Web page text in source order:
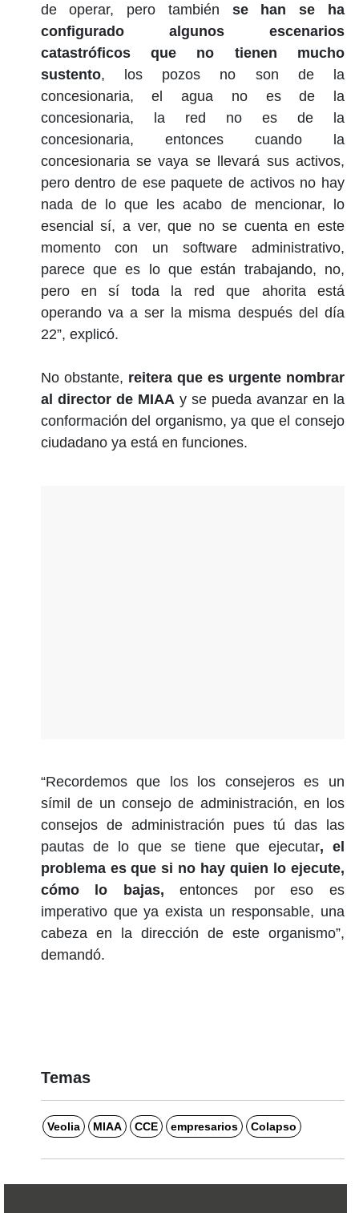
de operar, pero también se han se ha
configurado algunos escenarios
catastróficos que no tienen mucho
sustento, los pozos no son de la
concesionaria, el agua no es de la
concesionaria, la red no es de la
concesionaria, entonces cuando la
concesionaria se vaya se llevará sus activos,
pero dentro de ese paquete de activos no hay
nada de lo que les acabo de mencionar, lo
esencial sí, a ver, que no se cuenta en este
momento con un software administrativo,
parece que es lo que están trabajando, no,
pero en sí toda la red que ahorita está
operando va a ser la misma después del día
22”, explicó.
No obstante, reitera que es urgente nombrar
al director de MIAA y se pueda avanzar en la
conformación del organismo, ya que el consejo
ciudadano ya está en funciones.
“Recordemos que los los consejeros es un
símil de un consejo de administración, en los
consejos de administración pues tú das las
pautas de lo que se tiene que ejecutar, el
problema es que si no hay quien lo ejecute,
cómo lo bajas, entonces por eso es
imperativo que ya exista un responsable, una
cabeza en la dirección de este organismo”,
demandó.
Temas
Veolia MIAA CCE empresarios Colapso